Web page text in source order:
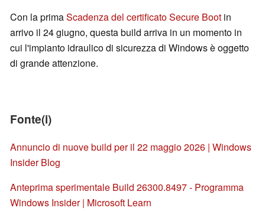
Con la primaScadenza del certificato Secure Boot in
arrivo il 24 giugno, questa build arriva in un momento in
cui l'impianto idraulico di sicurezza di Windows è oggetto
di grande attenzione.
Fonte(i)
Annuncio di nuove build per il 22 maggio 2026 | Windows
Insider Blog
Anteprima sperimentale Build 26300.8497 - Programma
Windows Insider | Microsoft Learn